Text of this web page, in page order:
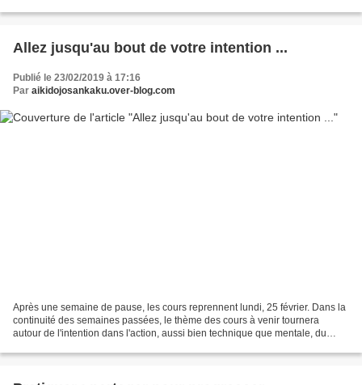
Allez jusqu'au bout de votre intention ...
Publié le 23/02/2019 à 17:16
Par aikidojosankaku.over-blog.com
Après une semaine de pause, les cours reprennent lundi, 25 février. Dans la
continuité des semaines passées, le thème des cours à venir tournera
autour de l'intention dans l'action, aussi bien technique que mentale, du